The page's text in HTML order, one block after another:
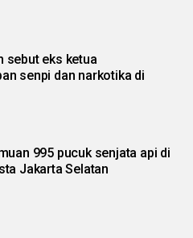
sebut eks ketua
senpi dan narkotika di
995 pucuk senjata api di
Jakarta Selatan